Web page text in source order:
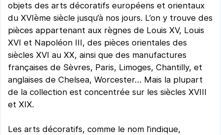
objets des arts décoratifs européens et orientaux
du XVIème siècle jusqu’à nos jours. L’on y trouve des
pièces appartenant aux règnes de Louis XV, Louis
XVI et Napoléon III, des pièces orientales des
siècles XVI au XX, ainsi que des manufactures
françaises de Sèvres, Paris, Limoges, Chantilly, et
anglaises de Chelsea, Worcester… Mais la plupart
de la collection est concentrée sur les siècles XVIII
et XIX.
Les arts décoratifs, comme le nom l’indique,